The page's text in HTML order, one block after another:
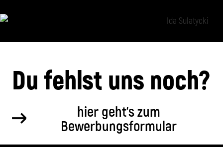
Du fehlst uns noch?
hier geht's zum
Bewerbungsformular